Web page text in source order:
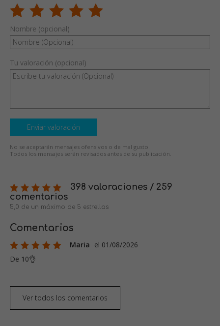
Nombre (opcional)
Tu valoración (opcional)
Enviar valoración
No se aceptarán mensajes ofensivos o de mal gusto.
Todos los mensajes serán revisados antes de su publicación.
398 valoraciones / 259
comentarios
5,0 de un máximo de 5 estrellas
Comentarios
Maria el 01/08/2026
De 10👌
Ver todos los comentarios